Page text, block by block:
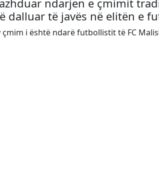
ndarjen e çmimit
të javës në elitën e
çmim i është ndarë futbollistit të FC